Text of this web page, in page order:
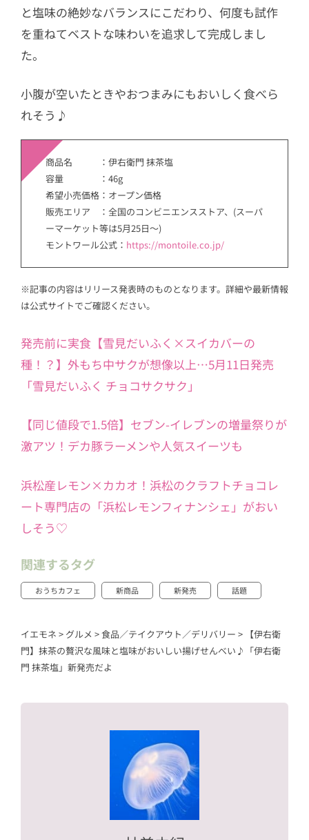
と塩味の絶妙なバランスにこだわり、何度も試作
を重ねてベストな味わいを追求して完成しまし
た。
小腹が空いたときやおつまみにもおいしく食べら
れそう♪
商品名 ：伊右衛門 抹茶塩
容量 ：46g
希望小売価格：オープン価格
販売エリア ：全国のコンビニエンスストア、(スーパ
ーマーケット等は5月25日～)
モントワール公式： https://montoile.co.jp/
※記事の内容はリリース発表時のものとなります。詳細や最新情報
は公式サイトでご確認ください。
発売前に実食【雪見だいふく×スイカバーの
種！？】外もち中サクが想像以上…5月11日発売
「雪見だいふく チョコサクサク」
【同じ値段で1.5倍】セブン-イレブンの増量祭りが
激アツ！デカ豚ラーメンや人気スイーツも
浜松産レモン×カカオ！浜松のクラフトチョコレ
ート専門店の「浜松レモンフィナンシェ」がおい
しそう♡
関連するタグ
おうちカフェ 新商品 新発売 話題
イエモネ > グルメ >食品／テイクアウト／デリバリー > 【伊右衛
門】抹茶の贅沢な風味と塩味がおいしい揚げせんべい♪「伊右衛
門 抹茶塩」新発売だよ